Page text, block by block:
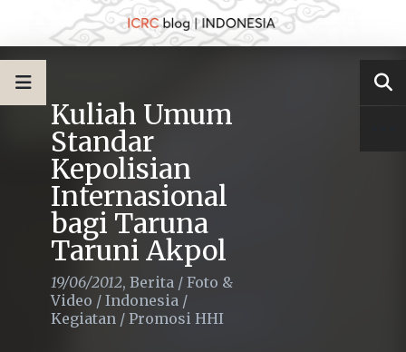
Kuliah Umum
Standar
Kepolisian
Internasional
bagi Taruna
Taruni Akpol
19/06/2012, Berita / Foto &
Video / Indonesia /
Kegiatan / Promosi HHI